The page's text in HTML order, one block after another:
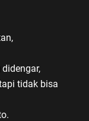
tidak bisa